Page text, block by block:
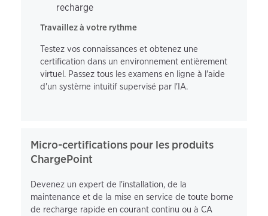
recharge
Travaillez à votre rythme
Testez vos connaissances et obtenez une
certification dans un environnement entièrement
virtuel. Passez tous les examens en ligne à l'aide
d'un système intuitif supervisé par l'IA.
Micro-certifications pour les produits
ChargePoint
Devenez un expert de l'installation, de la
maintenance et de la mise en service de toute borne
de recharge rapide en courant continu ou à CA